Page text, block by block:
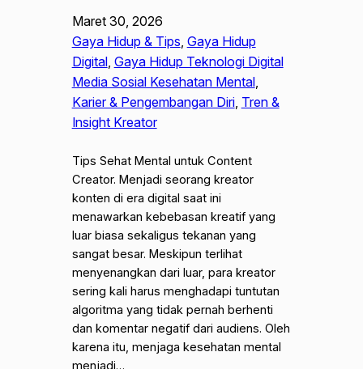
Maret 30, 2026
Gaya Hidup & Tips Gaya Hidup
Digital, Gaya Hidup Teknologi Digital
Media Sosial Kesehatan Mental
Karier & Pengembangan Diri, Tren &
Insight Kreator
Tips Sehat Mental untuk Content
Creator. Menjadi seorang kreator
konten di era digital saat ini
menawarkan kebebasan kreatif yang
luar biasa sekaligus tekanan yang
sangat besar. Meskipun terlihat
menyenangkan dari luar, para kreator
sering kali harus menghadapi tuntutan
algoritma yang tidak pernah berhenti
dan komentar negatif dari audiens. Oleh
karena itu, menjaga kesehatan mental
menjadi…